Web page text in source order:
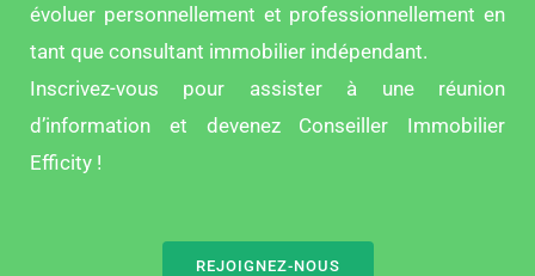
évoluer personnellement et professionnellement en
tant que consultant immobilier indépendant.
Inscrivez-vous pour assister à une réunion
d’information et devenez Conseiller Immobilier
Efficity !
REJOIGNEZ-NOUS